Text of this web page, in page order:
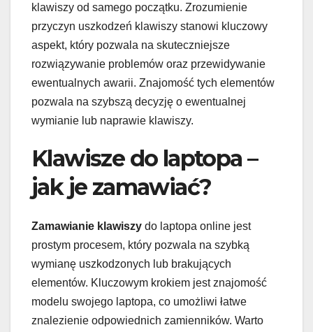
klawiszy od samego początku. Zrozumienie
przyczyn uszkodzeń klawiszy stanowi kluczowy
aspekt, który pozwala na skuteczniejsze
rozwiązywanie problemów oraz przewidywanie
ewentualnych awarii. Znajomość tych elementów
pozwala na szybszą decyzję o ewentualnej
wymianie lub naprawie klawiszy.
Klawisze do laptopa –
jak je zamawiać?
Zamawianie klawiszy do laptopa online jest
prostym procesem, który pozwala na szybką
wymianę uszkodzonych lub brakujących
elementów. Kluczowym krokiem jest znajomość
modelu swojego laptopa, co umożliwi łatwe
znalezienie odpowiednich zamienników. Warto